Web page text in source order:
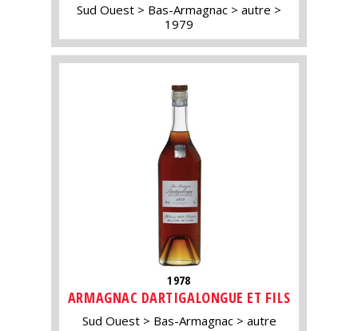
Sud Ouest Bas-Armagnac
autre
1979
1978
ARMAGNAC DARTIGALONGUE ET FILS
Sud Ouest Bas-Armagnac autre